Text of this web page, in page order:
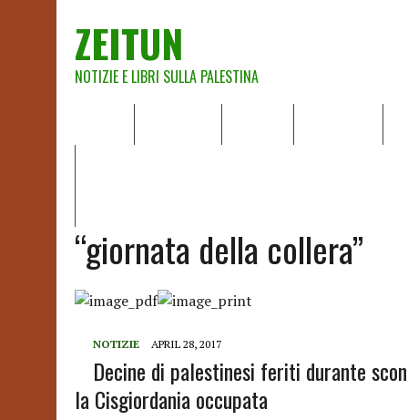
ZEITUN
NOTIZIE E LIBRI SULLA PALESTINA
“giornata della collera”
NOTIZIE APRIL 28, 2017
Decine di palestinesi feriti durante
la Cisgiordania occupata